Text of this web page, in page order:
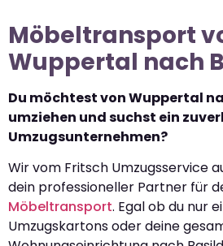
Möbeltransport
Wuppertal nach
Du möchtest von Wuppertal
umziehen und suchst ein
Umzugsunternehmen?
Wir vom Fritsch Umzugsservice
dein professioneller Partner für
Möbeltransport. Egal ob du nur
Umzugskartons oder deine